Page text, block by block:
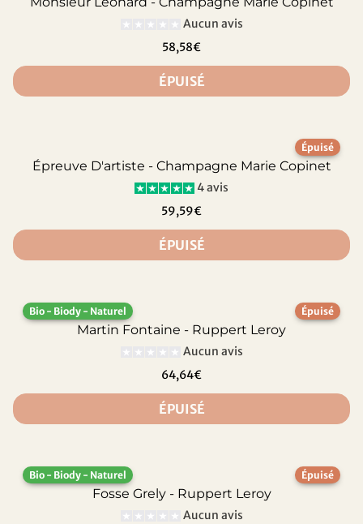
Aucun avis
58,58€
ÉPUISÉ
Épuisé
Épreuve D'artiste - Champagne Marie Copinet
4 avis
59,59€
ÉPUISÉ
Bio - Biody - Naturel Épuisé
Martin Fontaine - Ruppert Leroy
Aucun avis
64,64€
ÉPUISÉ
Bio - Biody - Naturel Épuisé
Fosse Grely - Ruppert Leroy
Aucun avis